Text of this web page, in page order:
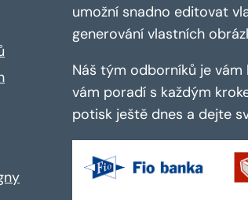
umožní snadno editovat
generování vlastních
Náš tým odborníků je vám
vám poradí s každým
potisk ještě dnes a dejte